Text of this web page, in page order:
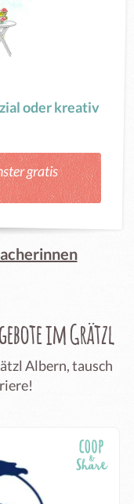
oder kreativ
gratis
im Grätzl
Albern, tausch